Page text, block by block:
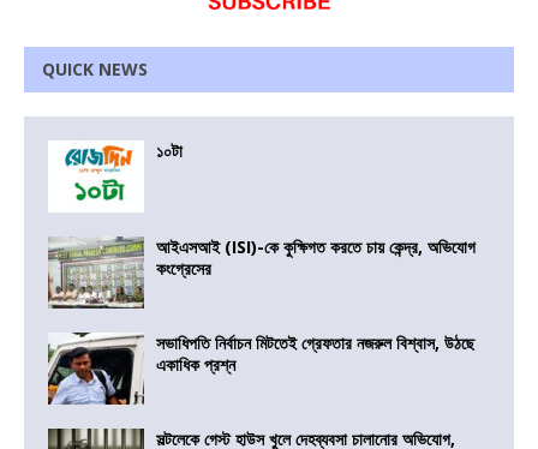
QUICK NEWS
১০টা
আইএসআই (ISI)-কে কুক্ষিগত করতে চায় কেন্দ্র, অভিযোগ
কংগ্রেসের
সভাধিপতি নির্বাচন মিটতেই গ্রেফতার নজরুল বিশ্বাস, উঠছে
একাধিক প্রশ্ন
সল্টলেকে গেস্ট হাউস খুলে দেহব্যবসা চালানোর অভিযোগ,